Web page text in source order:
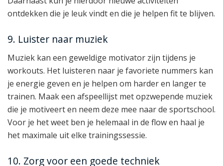
ontdekken die je leuk vindt en die je helpen fit te blijven.
9. Luister naar muziek
Muziek kan een geweldige motivator zijn tijdens je
workouts. Het luisteren naar je favoriete nummers kan
je energie geven en je helpen om harder en langer te
trainen. Maak een afspeellijst met opzwepende muziek
die je motiveert en neem deze mee naar de sportschool.
Voor je het weet ben je helemaal in de flow en haal je
het maximale uit elke trainingssessie.
10. Zorg voor een goede techniek